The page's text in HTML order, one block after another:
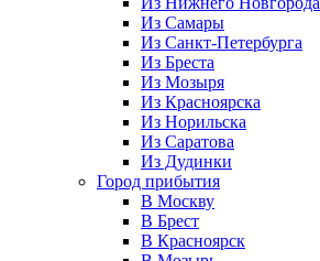
Из Самары
Из Санкт-Петербурга
Из Бреста
Из Мозыря
Из Красноярска
Из Норильска
Из Саратова
Из Дудинки
Город прибытия
В Москву
В Брест
В Красноярск